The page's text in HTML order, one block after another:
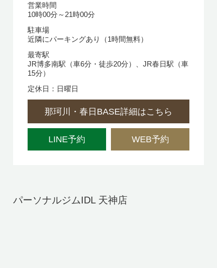
営業時間
10時00分～21時00分
駐車場
近隣にパーキングあり（1時間無料）
最寄駅
JR博多南駅（車6分・徒歩20分）、JR春日駅（車
15分）
定休日：日曜日
那珂川・春日BASE詳細はこちら
LINE予約 WEB予約
パーソナルジムIDL 天神店